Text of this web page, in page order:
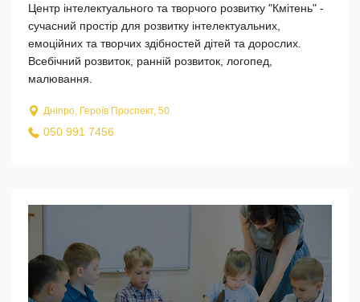
Центр інтелектуального та творчого розвитку "Кмітень" -
сучасний простір для розвитку інтелектуальних,
емоційних та творчих здібностей дітей та дорослих.
Всебічний розвиток, ранній розвиток, логопед,
малювання.
Дніпро, Героїв Проспект, 50
050 991 7456